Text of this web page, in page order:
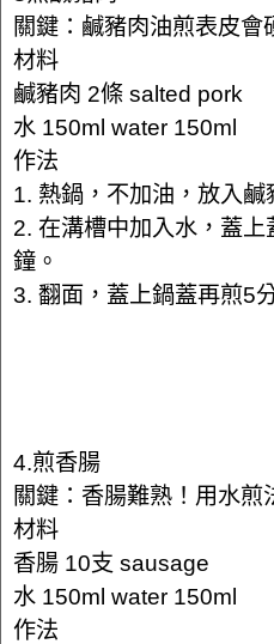
關鍵：鹹豬肉油煎表皮會
材料
鹹豬肉 2條 salted pork
水 150ml water 150ml
作法
1. 熱鍋，不加油，放入鹹
2. 在溝槽中加入水，蓋
鐘。
3. 翻面，蓋上鍋蓋再煎5
4.煎香腸
關鍵：香腸難熟！用水煎
材料
香腸 10支 sausage
水 150ml water 150ml
作法